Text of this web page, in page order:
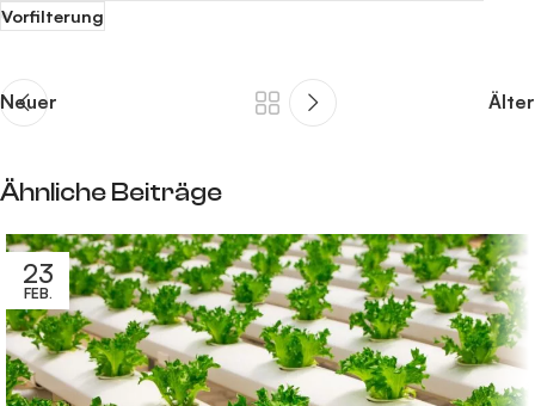
Vorfilterung
Neuer Älter
Ähnliche Beiträge
23
FEB.